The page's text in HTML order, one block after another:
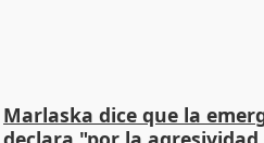
Marlaska dice que la